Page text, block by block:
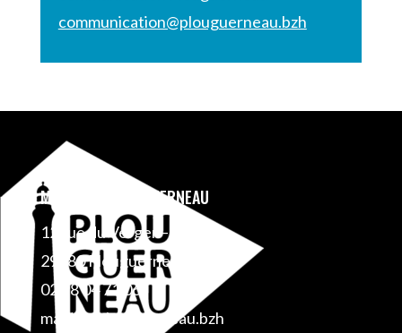
communication@plouguerneau.bzh
MAIRIE DE PLOUGUERNEAU
12 rue du Verger – BP 1
29880 Plouguerneau
02 98 04 71 06
mairie@plouguerneau.bzh